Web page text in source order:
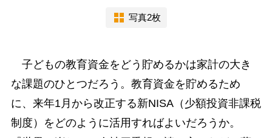
写真2枚
子どもの教育資金をどう貯めるかは家計の大き
な課題のひとつだろう。教育資金を貯めるため
に、来年1月から改正する新NISA（少額投資非課税
制度）をどのように活用すればよいだろうか。